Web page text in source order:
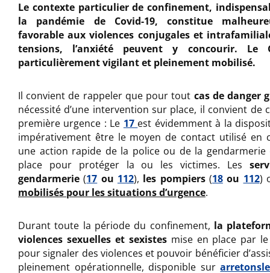
Le contexte particulier de confinement,
la pandémie de Covid-19, constitue
favorable aux violences conjugales et
tensions, l’anxiété peuvent y concourir. Le
particulièrement vigilant et pleinement mobilisé.
Il convient de rappeler que pour tout cas de danger
nécessité d’une intervention sur place, il convient de
première urgence : Le 17 est évidemment à la
impérativement être le moyen de contact utilisé en
une action rapide de la police ou de la
place pour protéger la ou les victimes. Les
gendarmerie (17 ou 112), les pompiers(18ou 112)
mobilisés pour les situations d’urgence.
Durant toute la période du confinement, la
violences sexuelles et sexistesmise en place par le
pour signaler des violences et pouvoir bénéficier
pleinement opérationnelle, disponible sur